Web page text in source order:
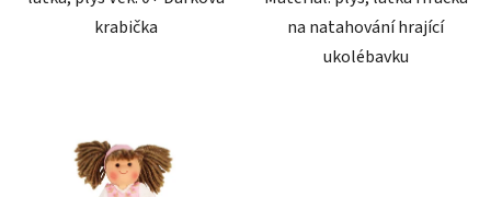
krabička
na natahování hrající
ukolébavku